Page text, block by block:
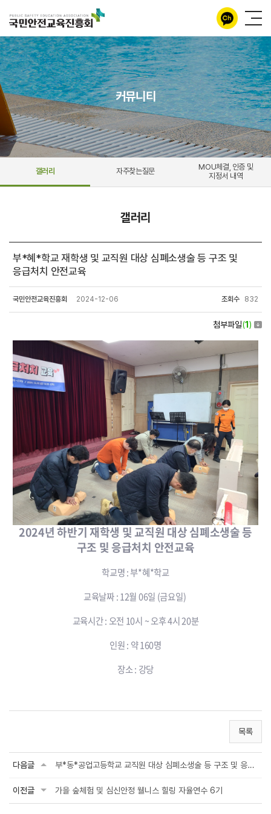
커뮤니티
갤러리 자주찾는질문
MOU체결, 인증 및
지정서 내역
갤러리
부*혜*학교 재학생 및 교직원 대상 심폐소생술 등 구조 및
응급처치 안전교육
국민안전교육진흥회 2024-12-06 조회수 832
첨부파일(1 )
2024년 하반기 재학생 및 교직원 대상 심폐소생술 등
구조 및 응급처치 안전교육
학교명 : 부*혜*학교
교육날짜 : 12월 06일 (금요일)
교육시간 : 오전 10시 ~ 오후 4시 20분
인원 : 약 160명
장소 : 강당
목록
다음글 부*동*공업고등학교 교직원 대상 심폐소생술 등 구조 및 응급처치 안전교육
이전글 가을 숲체험 및 심신안정 웰니스 힐링 자율연수 6기